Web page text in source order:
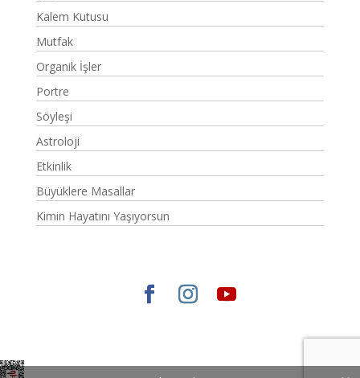
Kalem Kutusu
Mutfak
Organik İşler
Portre
Söyleşi
Astroloji
Etkinlik
Büyüklere Masallar
Kimin Hayatını Yaşıyorsun